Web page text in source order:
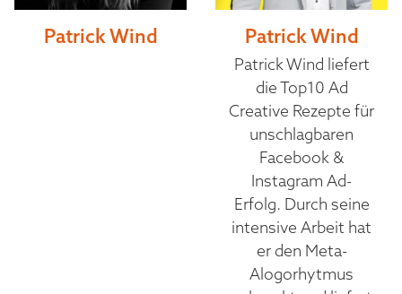
Patrick Wind Patrick Wind
Patrick Wind liefert
die Top10 Ad
Creative Rezepte für
unschlagbaren
Facebook &
Instagram Ad-
Erfolg. Durch seine
intensive Arbeit hat
er den Meta-
Alogorhytmus